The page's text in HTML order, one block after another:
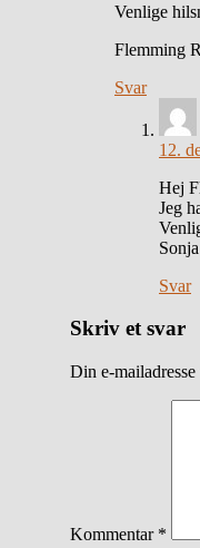
Venlige
Flemming
Svar
12.
Hej
Jeg
Svar
Skriv et svar
Din e-
Kommentar *